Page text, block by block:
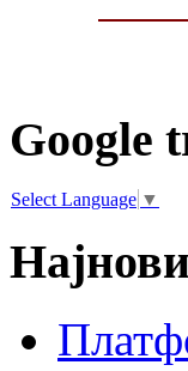
Google
Select Language ▼
Најнови